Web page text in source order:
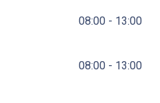
08:00 - 13:00
08:00 - 13:00